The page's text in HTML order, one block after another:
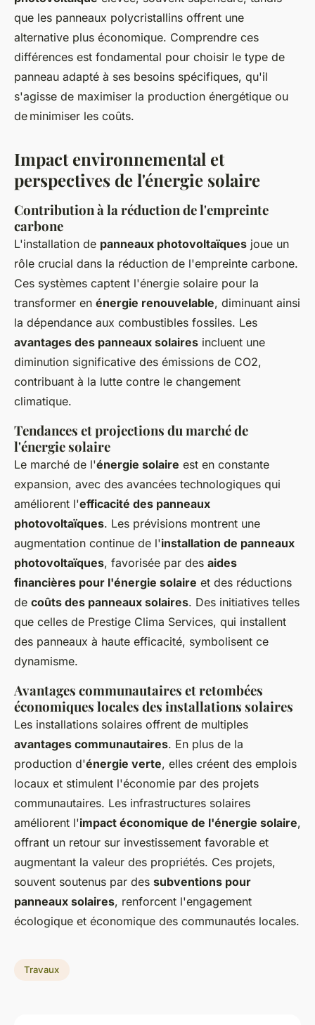
que les panneaux polycristallins offrent une
alternative plus économique. Comprendre ces
différences est fondamental pour choisir le type de
panneau adapté à ses besoins spécifiques, qu'il
s'agisse de maximiser la production énergétique ou
de minimiser les coûts.
Impact environnemental et
perspectives de l'énergie solaire
Contribution à la réduction de l'empreinte
carbone
L'installation de panneaux photovoltaïques joue un
rôle crucial dans la réduction de l'empreinte carbone.
Ces systèmes captent l'énergie solaire pour la
transformer en énergie renouvelable, diminuant ainsi
la dépendance aux combustibles fossiles. Les
avantages des panneaux solaires incluent une
diminution significative des émissions de CO2,
contribuant à la lutte contre le changement
climatique.
Tendances et projections du marché de
l'énergie solaire
Le marché de l'énergie solaire est en constante
expansion, avec des avancées technologiques qui
améliorent l'efficacité des panneaux
photovoltaïques. Les prévisions montrent une
augmentation continue de l'installation de panneaux
photovoltaïques, favorisée par des aides
financières pour l'énergie solaire et des réductions
de coûts des panneaux solaires. Des initiatives telles
que celles de Prestige Clima Services, qui installent
des panneaux à haute efficacité, symbolisent ce
dynamisme.
Avantages communautaires et retombées
économiques locales des installations solaires
Les installations solaires offrent de multiples
avantages communautaires. En plus de la
production d'énergie verte, elles créent des emplois
locaux et stimulent l'économie par des projets
communautaires. Les infrastructures solaires
améliorent l'impact économique de l'énergie solaire,
offrant un retour sur investissement favorable et
augmentant la valeur des propriétés. Ces projets,
souvent soutenus par des subventions pour
panneaux solaires, renforcent l'engagement
écologique et économique des communautés locales.
Travaux